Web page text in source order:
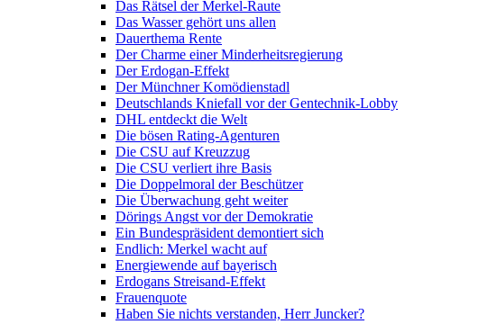
Das Rätsel der Merkel-Raute
Das Wasser gehört uns allen
Dauerthema Rente
Der Charme einer Minderheitsregierung
Der Erdogan-Effekt
Der Münchner Komödienstadl
Deutschlands Kniefall vor der Gentechnik-Lobby
DHL entdeckt die Welt
Die bösen Rating-Agenturen
Die CSU auf Kreuzzug
Die CSU verliert ihre Basis
Die Doppelmoral der Beschützer
Die Überwachung geht weiter
Dörings Angst vor der Demokratie
Ein Bundespräsident demontiert sich
Endlich: Merkel wacht auf
Energiewende auf bayerisch
Erdogans Streisand-Effekt
Frauenquote
Haben Sie nichts verstanden, Herr Juncker?